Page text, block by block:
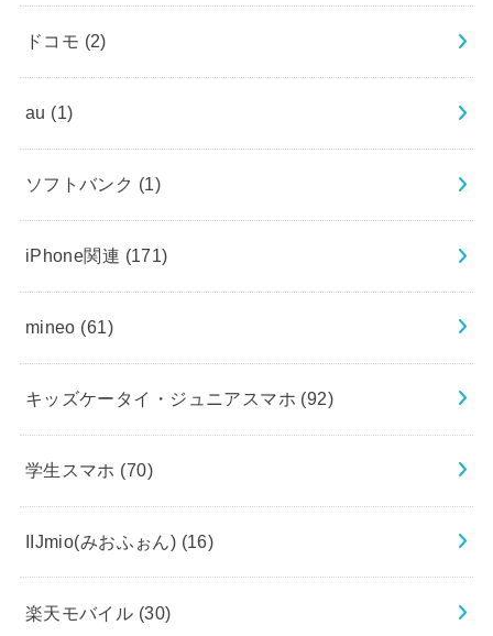
ドコモ (2)
au (1)
ソフトバンク (1)
iPhone関連 (171)
mineo (61)
キッズケータイ・ジュニアスマホ (92)
学生スマホ (70)
IIJmio(みおふぉん) (16)
楽天モバイル (30)